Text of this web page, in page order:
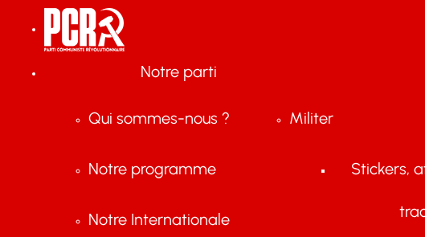
Notre parti
Qui sommes-nous ?
Notre programme
Notre Internationale
Militer
Stickers,